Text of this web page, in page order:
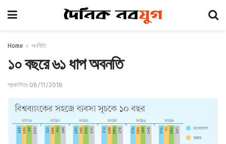
Home অর্থনীতি
১০ বছরে ৬১ ধাপ অবনতি
প্রকাশিতঃ 08/11/2018